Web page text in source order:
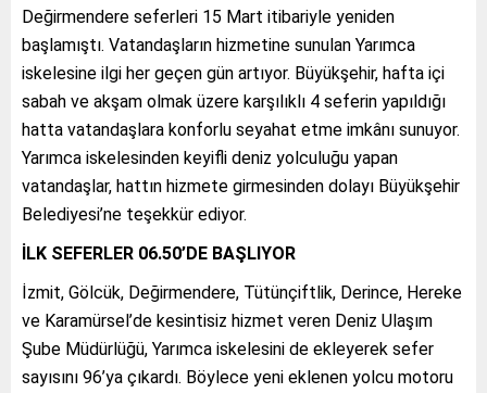
Değirmendere seferleri 15 Mart itibariyle yeniden
başlamıştı. Vatandaşların hizmetine sunulan Yarımca
iskelesine ilgi her geçen gün artıyor. Büyükşehir, hafta içi
sabah ve akşam olmak üzere karşılıklı 4 seferin yapıldığı
hatta vatandaşlara konforlu seyahat etme imkânı sunuyor.
Yarımca iskelesinden keyifli deniz yolculuğu yapan
vatandaşlar, hattın hizmete girmesinden dolayı Büyükşehir
Belediyesi’ne teşekkür ediyor.
İLK SEFERLER 06.50’DE BAŞLIYOR
İzmit, Gölcük, Değirmendere, Tütünçiftlik, Derince, Hereke
ve Karamürsel’de kesintisiz hizmet veren Deniz Ulaşım
Şube Müdürlüğü, Yarımca iskelesini de ekleyerek sefer
sayısını 96’ya çıkardı. Böylece yeni eklenen yolcu motoru